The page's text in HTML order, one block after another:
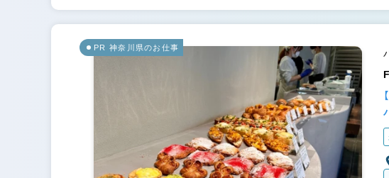
PR 神奈川県のお仕事